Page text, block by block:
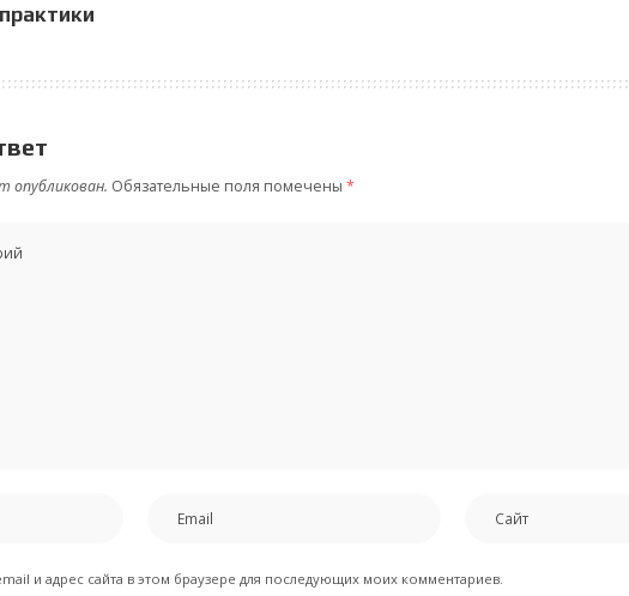
опубликован. Обязательные поля помечены *
и адрес сайта в этом браузере для последующих моих комментариев.